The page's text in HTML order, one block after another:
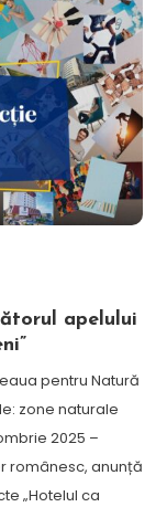
apelului
pentru Natură
zone naturale
2025 –
românesc, anunță
„Hotelul ca